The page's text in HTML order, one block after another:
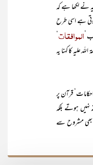
نے لکھا ہے کہ
ہے اسی طرح
’ الموافقات
علیہ کا کہنا یہ
قرآن پر
ہوتے بلکہ
بھی مشروح سے